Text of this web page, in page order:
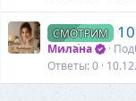
СМОТРИМ
Милана
Ответы 0